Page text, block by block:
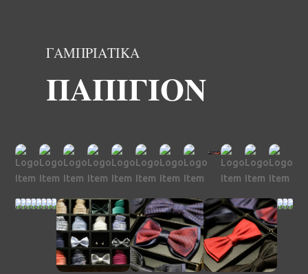
ΓΑΜΠΡΙΑΤΙΚΑ
ΠΑΠΙΓΙΟΝ